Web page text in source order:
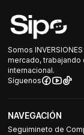
Somos
mercado, trabajando
internacional.
Síguenos
NAVEGACIÓN
Seguimineto de